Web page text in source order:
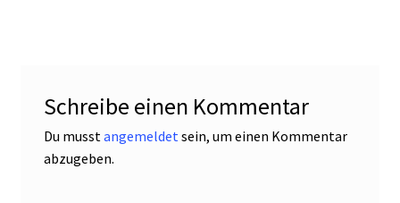
Schreibe einen Kommentar
Du musst angemeldet sein, um einen Kommentar
abzugeben.